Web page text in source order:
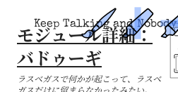
Keep Talking and
モジュール詳細：
バドゥーギ
ラスベガスで何かが起こって、ラスベ
ガスだけに留まらなかったみたい。